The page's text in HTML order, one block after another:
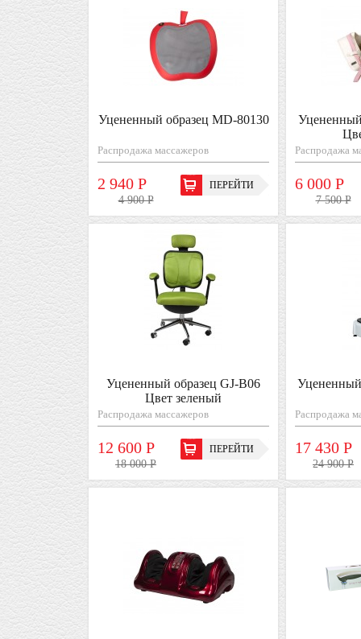
Уцененный образец MD-80130
Распродажа массажеров
4 900 Р
2 940 Р ПЕРЕЙТИ
Распродажа
7 500 Р
6 000 Р
Уцененный образец GJ-B06
Цвет зеленый
Распродажа массажеров
18 000 Р
12 600 Р ПЕРЕЙТИ
Распродажа
24 900 Р
17 430 Р